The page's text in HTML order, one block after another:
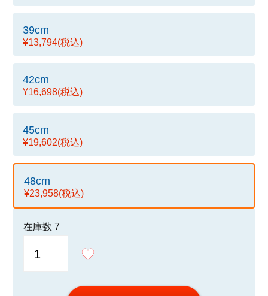
39cm
¥13,794(税込)
42cm
¥16,698(税込)
45cm
¥19,602(税込)
48cm
¥23,958(税込)
在庫数 7